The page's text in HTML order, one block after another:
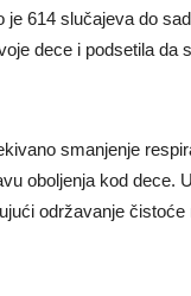
je 614 slučajeva do
dece i podsetila
smanjenje
oboljenja kod dece.
održavanje